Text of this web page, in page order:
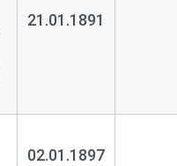
21.01.1891
02.01.1897